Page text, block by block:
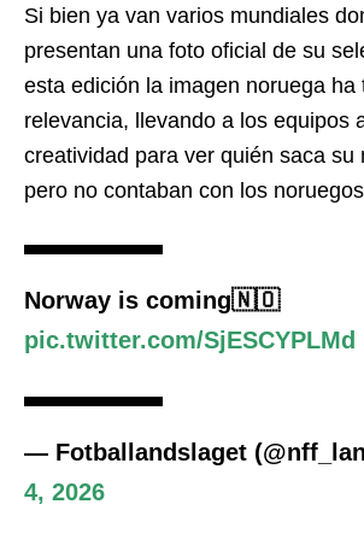
Si bien ya van varios mundiales
presentan una foto oficial de su
esta edición la imagen noruega ha
relevancia, llevando a los equipos
creatividad para ver quién saca
pero no contaban con los
Norway is coming🇳🇴
pic.twitter.com/SjESCYPLMd
— Fotballandslaget
4, 2026